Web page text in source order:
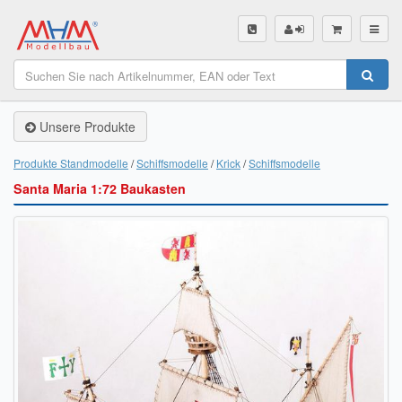
SHOP
Unsere Produkte
Servo Finder
Schiffsschrauben Finder
Luftschrauben Finder
Sendungsverfolgung DHL
Unsere Produkte
Produkte Standmodelle Schiffsmodelle Krick Schiffsmodelle
Santa Maria 1:72 Baukasten